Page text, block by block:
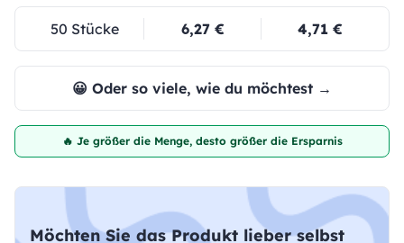
50 Stücke 6,27 € 4,71 €
😀 Oder so viele, wie du möchtest →
🔥 Je größer die Menge, desto größer die Ersparnis
Möchten Sie das Produkt lieber selbst